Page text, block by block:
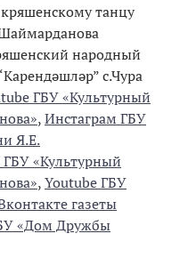
танцу
народный
с.Чура
ГБУ «Культурный
,Инстаграм ГБУ
Я.Е.
ГБУ «Культурный
,Youtube ГБУ
газеты
«Дом Дружбы